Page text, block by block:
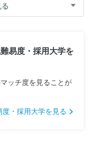
易度・採用大学を
ッチ度を見ることが
度・採用大学を見る